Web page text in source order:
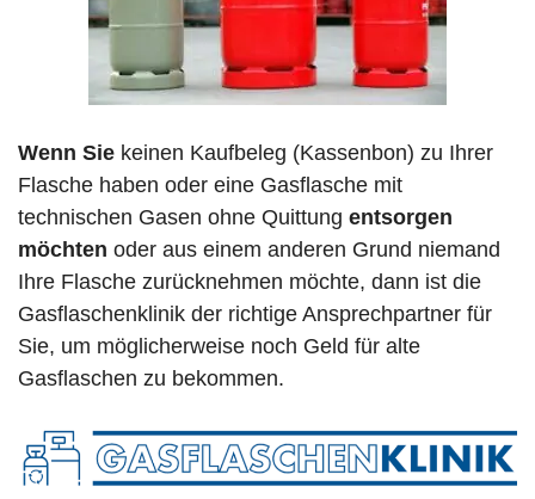
Wenn Sie keinen Kaufbeleg (Kassenbon) zu Ihrer
Flasche haben oder eine Gasflasche mit
technischen Gasen ohne Quittung entsorgen
möchten oder aus einem anderen Grund niemand
Ihre Flasche zurücknehmen möchte, dann ist die
Gasflaschenklinik der richtige Ansprechpartner für
Sie, um möglicherweise noch Geld für alte
Gasflaschen zu bekommen.